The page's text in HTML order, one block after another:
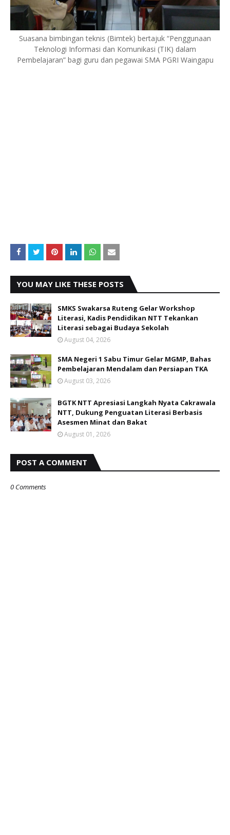
Suasana bimbingan teknis (Bimtek) bertajuk “Penggunaan
Teknologi Informasi dan Komunikasi (TIK) dalam
Pembelajaran” bagi guru dan pegawai SMA PGRI Waingapu
YOU MAY LIKE THESE POSTS
SMKS Swakarsa Ruteng Gelar Workshop
Literasi, Kadis Pendidikan NTT Tekankan
Literasi sebagai Budaya Sekolah
August 04, 2026
SMA Negeri 1 Sabu Timur Gelar MGMP, Bahas
Pembelajaran Mendalam dan Persiapan TKA
August 03, 2026
BGTK NTT Apresiasi Langkah Nyata Cakrawala
NTT, Dukung Penguatan Literasi Berbasis
Asesmen Minat dan Bakat
August 01, 2026
POST A COMMENT
0 Comments